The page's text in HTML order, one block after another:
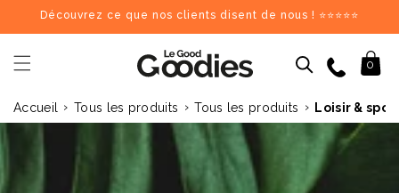
passer
au
contenu
Découvrez ce que nos clients disent de nous ! ⭐⭐⭐⭐⭐
Panier
0
Dernières recherches :Supprimer tout
Recherches populaires
totebag gobelet tour de cou parapluie
Accueil › Tous les produits › Tous les produits › Loisir &